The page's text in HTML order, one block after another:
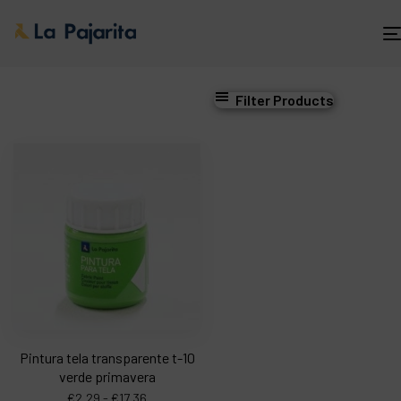
Filter Products
Pintura tela transparente t-10
verde primavera